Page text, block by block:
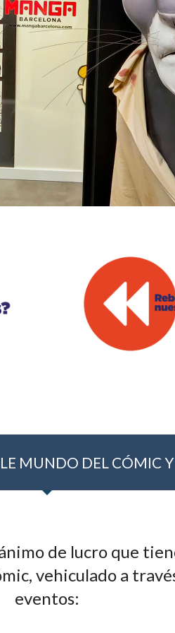
MUNDO DEL CÓMIC
de lucro que
vehiculado a
eventos: